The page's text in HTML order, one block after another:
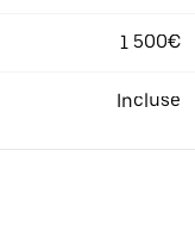
1 500€
Incluse